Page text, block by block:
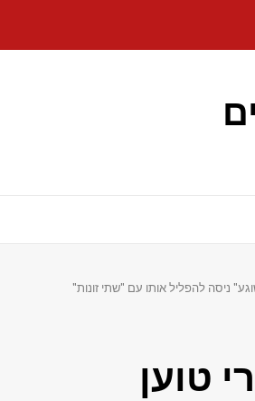
ניסה להפליל אותו עם "שתי זונות"
טוען